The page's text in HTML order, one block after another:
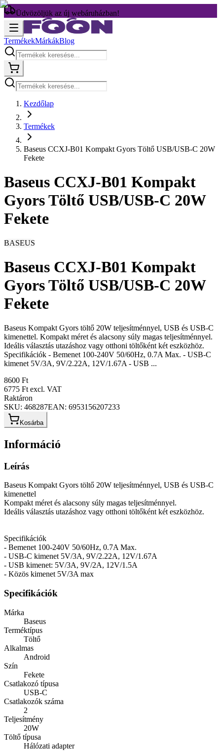
Üdvözöljük az új webáruházban!
TermékekMárkákBlog
Kezdőlap
Termékek
Baseus CCXJ-B01 Kompakt Gyors Töltő USB/USB-C 20W
Fekete
Baseus CCXJ-B01 Kompakt
Gyors Töltő USB/USB-C 20W
Fekete
BASEUS
Baseus CCXJ-B01 Kompakt
Gyors Töltő USB/USB-C 20W
Fekete
Baseus Kompakt Gyors töltő 20W teljesítménnyel, USB és USB-C
kimenettel. Kompakt méret és alacsony súly magas teljesítménnyel.
Ideális választás utazáshoz vagy otthoni töltőként két eszközhöz.
Specifikációk - Bemenet 100-240V 50/60Hz, 0.7A Max. - USB-C
kimenet 5V/3A, 9V/2.22A, 12V/1.67A - USB ...
8600 Ft
6775 Ft excl. VAT
Raktáron
SKU: 468287EAN: 6953156207233
Kosárba
Információ
Leírás
Baseus Kompakt Gyors töltő 20W teljesítménnyel, USB és USB-C
kimenettel
Kompakt méret és alacsony súly magas teljesítménnyel.
Ideális választás utazáshoz vagy otthoni töltőként két eszközhöz.
Specifikációk
- Bemenet 100-240V 50/60Hz, 0.7A Max.
- USB-C kimenet 5V/3A, 9V/2.22A, 12V/1.67A
- USB kimenet: 5V/3A, 9V/2A, 12V/1.5A
- Közös kimenet 5V/3A max
Specifikációk
Márka
Baseus
Terméktípus
Töltő
Alkalmas
Android
Szín
Fekete
Csatlakozó típusa
USB-C
Csatlakozók száma
2
Teljesítmény
20W
Töltő típusa
Hálózati adapter